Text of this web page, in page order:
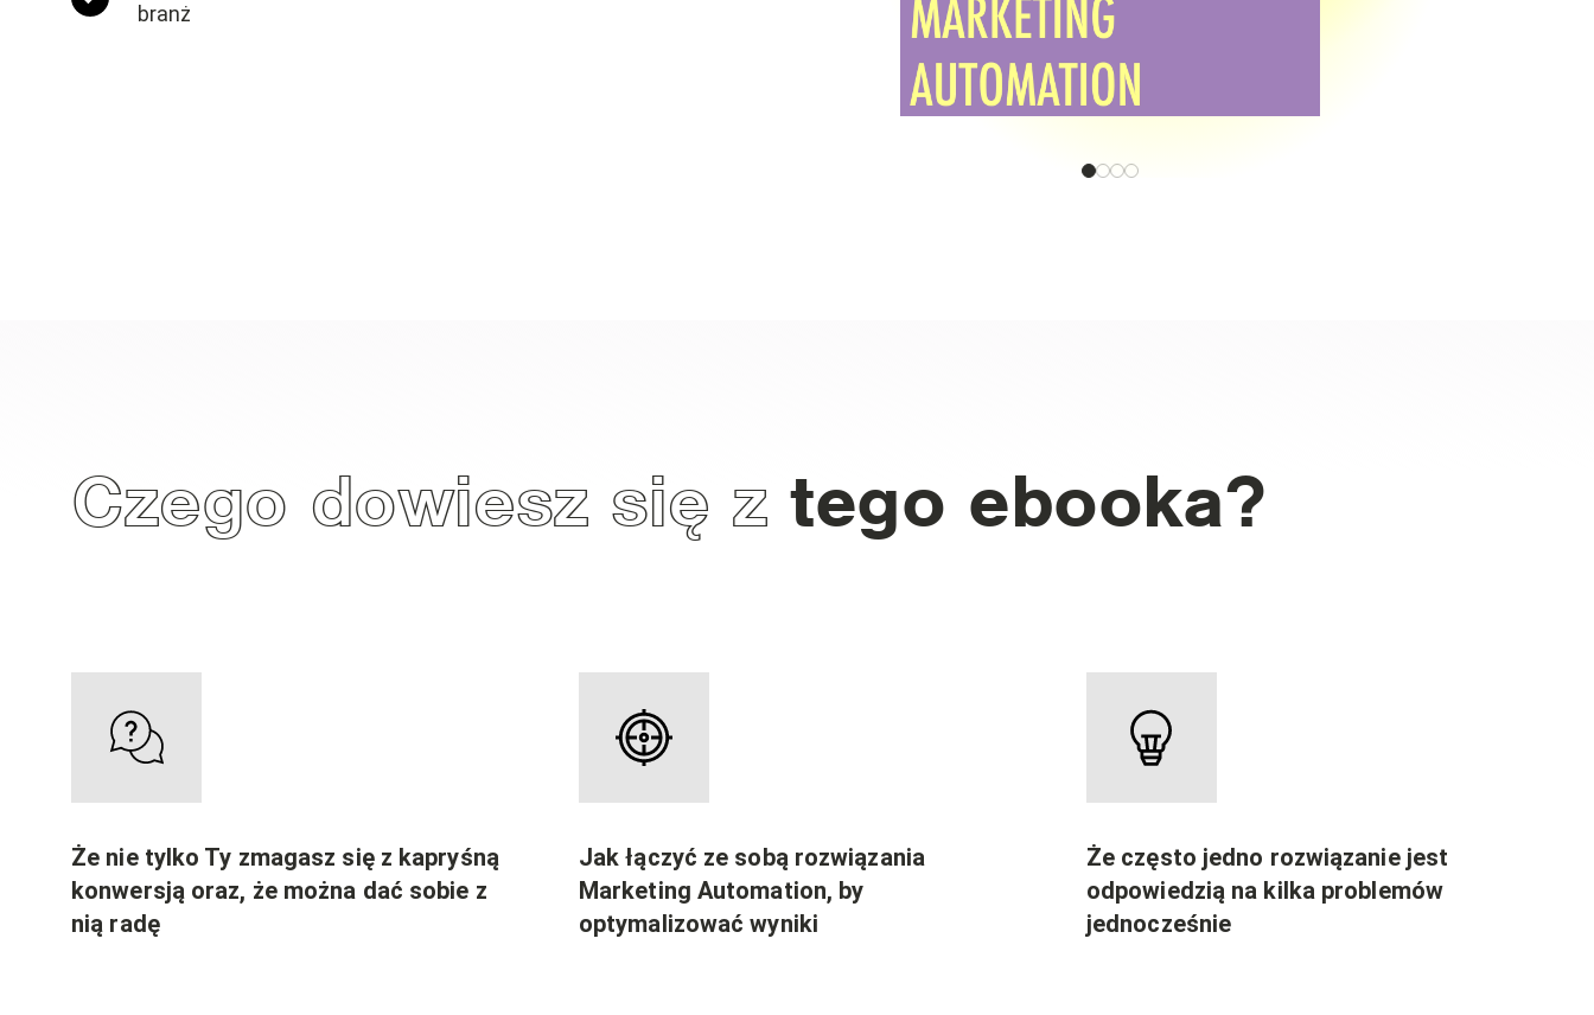
branż
Czego dowiesz się z tego ebooka?
Że nie tylko Ty zmagasz się z kapryśną
konwersją oraz, że można dać sobie z
nią radę
Jak łączyć ze sobą rozwiązania
Marketing Automation, by
optymalizować wyniki
Że często jedno rozwiązanie jest
odpowiedzią na kilka problemów
jednocześnie